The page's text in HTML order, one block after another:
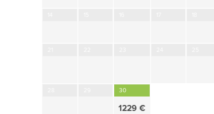
30
1229 €